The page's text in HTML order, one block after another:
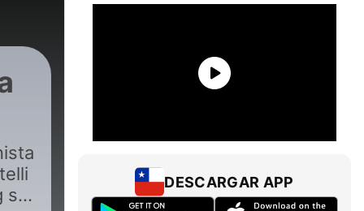
su
DESCARGAR APP